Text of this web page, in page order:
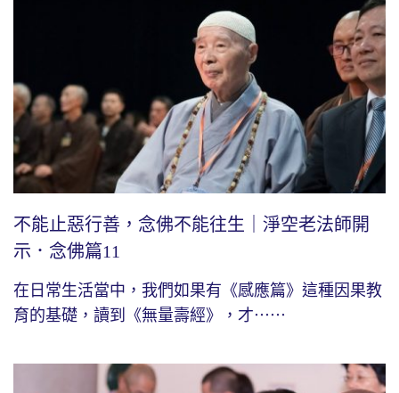
不能止惡行善，念佛不能往生｜淨空老法師開
示．念佛篇11
在日常生活當中，我們如果有《感應篇》這種因果教
育的基礎，讀到《無量壽經》，才⋯⋯